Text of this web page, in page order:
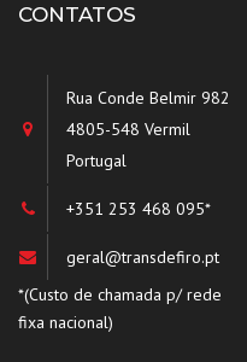
CONTATOS
Rua Conde Belmir 982
4805-548 Vermil
Portugal
+351 253 468 095*
geral@transdefiro.pt
*(Custo de chamada p/ rede
fixa nacional)